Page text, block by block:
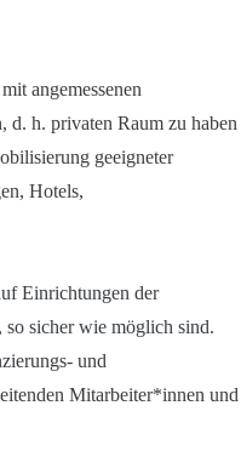
angemessenen
d. h. privaten Raum zu haben
geeigneter
Hotels,
Einrichtungen der
sicher wie möglich sind.
und
Mitarbeiter*innen und